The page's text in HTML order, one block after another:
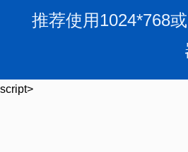
推荐使用1024*768
script>